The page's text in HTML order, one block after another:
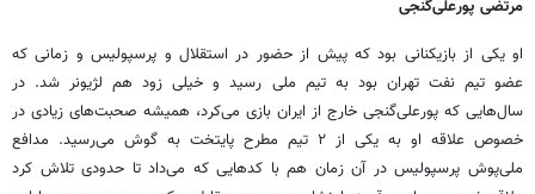
مرتضی پورعلی‌گنجی
او یکی از بازیکنانی بود که پیش از حضور در استقلال و پرسپولیس و زمانی که
عضو تیم نفت تهران بود به تیم ملی رسید و خیلی زود هم لژیونر شد. در
سال‌هایی که پورعلی‌گنجی خارج از ایران بازی می‌کرد، همیشه صحبت‌های زیادی در
خصوص علاقه او به یکی از ۲ تیم مطرح پایتخت به گوش می‌رسید. مدافع
ملی‌پوش پرسپولیس در آن زمان هم با کدهایی که می‌داد تا حدودی تلاش کرد